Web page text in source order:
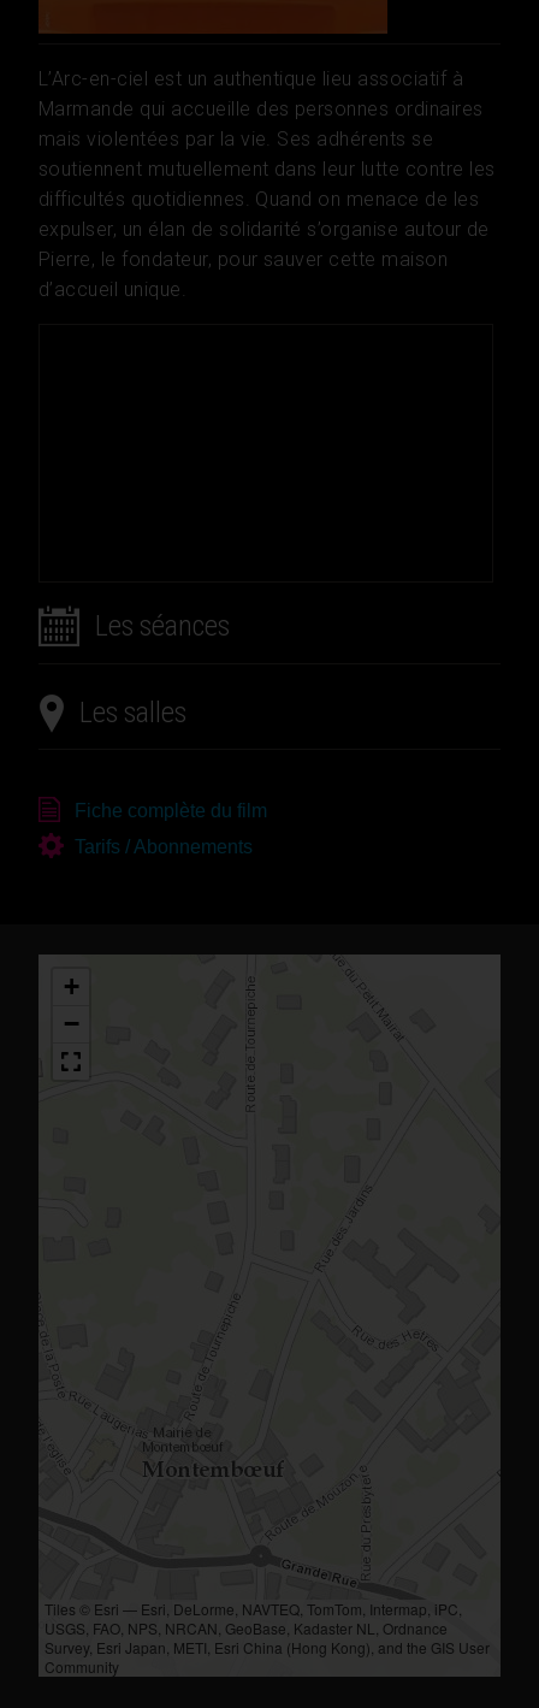
L’Arc-en-ciel est un authentique lieu associatif à
Marmande qui accueille des personnes ordinaires
mais violentées par la vie. Ses adhérents se
soutiennent mutuellement dans leur lutte contre les
difficultés quotidiennes. Quand on menace de les
expulser, un élan de solidarité s’organise autour de
Pierre, le fondateur, pour sauver cette maison
d’accueil unique.
Les séances
Les salles
Fiche complète du film
Tarifs / Abonnements
+
−
Tiles © Esri — Esri, DeLorme, NAVTEQ, TomTom, Intermap, iPC,
USGS, FAO, NPS, NRCAN, GeoBase, Kadaster NL, Ordnance
Survey, Esri Japan, METI, Esri China (Hong Kong), and the GIS User
Community